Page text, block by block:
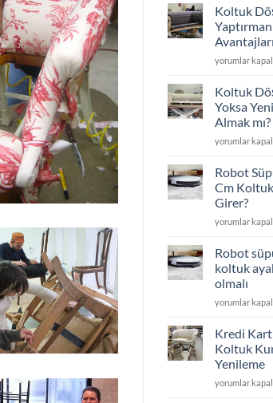
Nedir
Nasıl
Yapılır?
için
Koltuk
Avantajları
Koltuk
Yaptırmanın
için
yorumlar
Koltuk
Yoksa
Almak mı?
Koltuk
mi
Yeni
Koltuk
Almak
için
yorumlar
Robot
Cm
Girer?
Robot
Kaç
Koltuk
Altına
Girer?
yorumlar
Robot
koltuk
olmalı
Robot
için
ayakları
kaç
cm
yorumlar
Kredi
Koltuk
Yenileme
Kredi
yorumlar